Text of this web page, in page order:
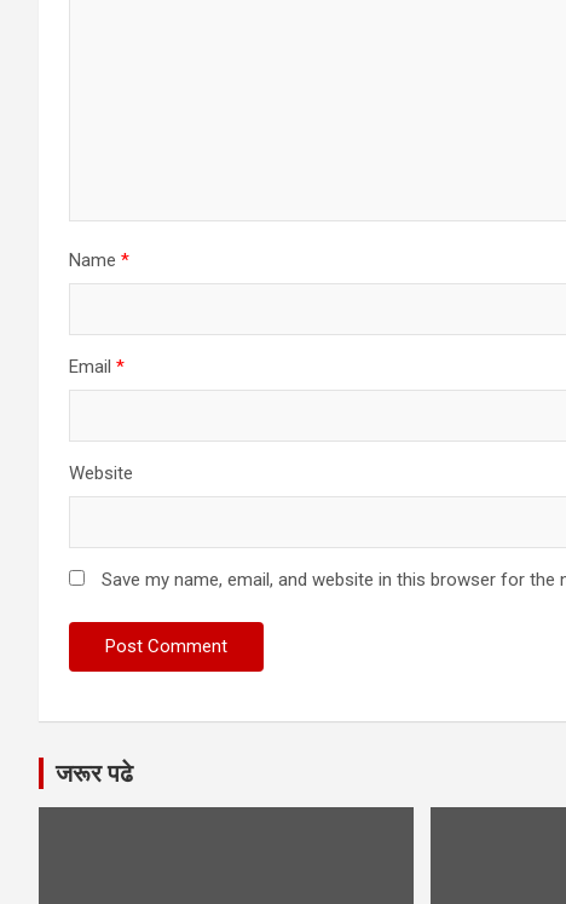
Name *
Email *
Website
Save my name, email, and website in this browser for the
जरूर पढे